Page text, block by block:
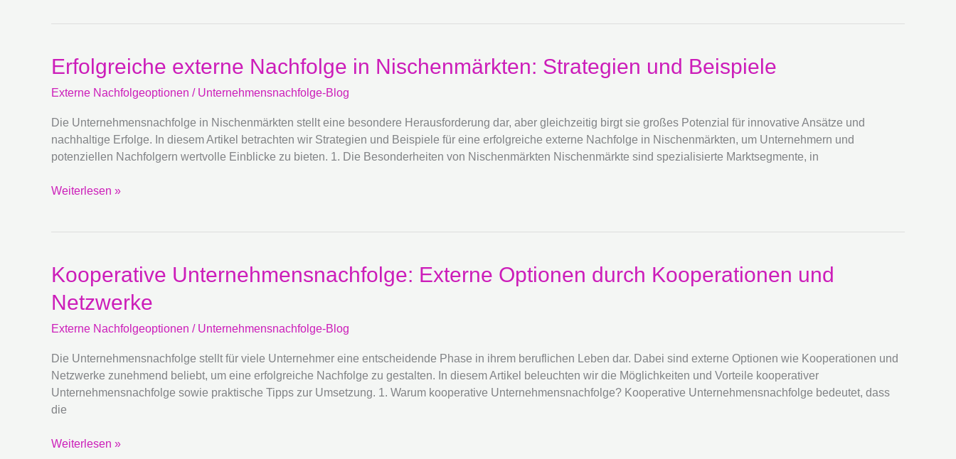
Erfolgreiche externe Nachfolge in Nischenmärkten: Strategien und Beispiele
Externe Nachfolgeoptionen / Unternehmensnachfolge-Blog
Die Unternehmensnachfolge in Nischenmärkten stellt eine besondere Herausforderung dar, aber gleichzeitig birgt sie großes Potenzial für innovative Ansätze und
nachhaltige Erfolge. In diesem Artikel betrachten wir Strategien und Beispiele für eine erfolgreiche externe Nachfolge in Nischenmärkten, um Unternehmern und
potenziellen Nachfolgern wertvolle Einblicke zu bieten. 1. Die Besonderheiten von Nischenmärkten Nischenmärkte sind spezialisierte Marktsegmente, in
Erfolgreiche
externe
Nachfolge
Nischenmärkten:
Strategien
und
Weiterlesen »
Kooperative Unternehmensnachfolge: Externe Optionen durch Kooperationen und
Netzwerke
Externe Nachfolgeoptionen / Unternehmensnachfolge-Blog
Die Unternehmensnachfolge stellt für viele Unternehmer eine entscheidende Phase in ihrem beruflichen Leben dar. Dabei sind externe Optionen wie Kooperationen und
Netzwerke zunehmend beliebt, um eine erfolgreiche Nachfolge zu gestalten. In diesem Artikel beleuchten wir die Möglichkeiten und Vorteile kooperativer
Unternehmensnachfolge sowie praktische Tipps zur Umsetzung. 1. Warum kooperative Unternehmensnachfolge? Kooperative Unternehmensnachfolge bedeutet, dass
die
Kooperative
Unternehmensnachfolge:
Externe
durch
Kooperationen
und
Netzwerke
Weiterlesen »